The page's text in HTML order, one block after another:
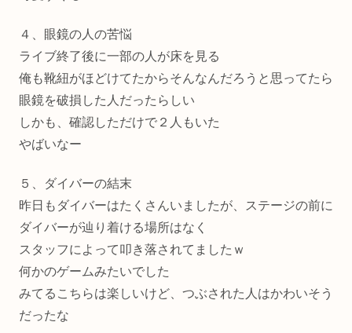
４、眼鏡の人の苦悩
ライブ終了後に一部の人が床を見る
俺も靴紐がほどけてたからそんなんだろうと思ってたら
眼鏡を破損した人だったらしい
しかも、確認しただけで２人もいた
やばいなー
５、ダイバーの結末
昨日もダイバーはたくさんいましたが、ステージの前に
ダイバーが辿り着ける場所はなく
スタッフによって叩き落されてましたｗ
何かのゲームみたいでした
みてるこちらは楽しいけど、つぶされた人はかわいそう
だったな